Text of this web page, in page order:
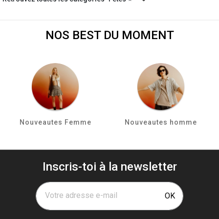
NOS BEST DU MOMENT
Nouveautes Femme Nouveautes homme
Inscris-toi à la newsletter
Votre adresse e-mail OK